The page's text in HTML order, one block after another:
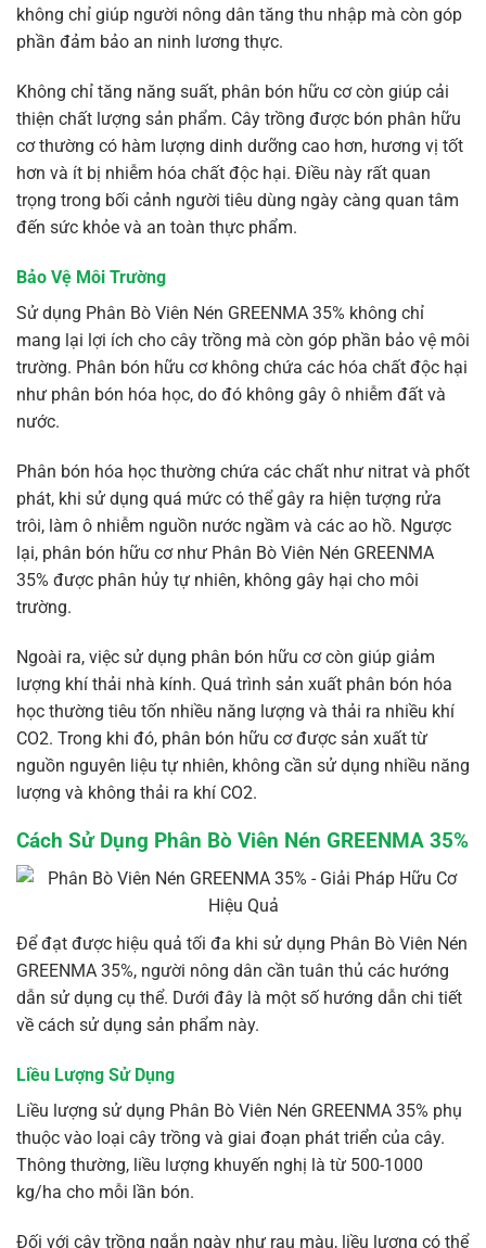
không chỉ giúp người nông dân tăng thu nhập mà còn góp
phần đảm bảo an ninh lương thực.
Không chỉ tăng năng suất, phân bón hữu cơ còn giúp cải
thiện chất lượng sản phẩm. Cây trồng được bón phân hữu
cơ thường có hàm lượng dinh dưỡng cao hơn, hương vị tốt
hơn và ít bị nhiễm hóa chất độc hại. Điều này rất quan
trọng trong bối cảnh người tiêu dùng ngày càng quan tâm
đến sức khỏe và an toàn thực phẩm.
Bảo Vệ Môi Trường
Sử dụng Phân Bò Viên Nén GREENMA 35% không chỉ
mang lại lợi ích cho cây trồng mà còn góp phần bảo vệ môi
trường. Phân bón hữu cơ không chứa các hóa chất độc hại
như phân bón hóa học, do đó không gây ô nhiễm đất và
nước.
Phân bón hóa học thường chứa các chất như nitrat và phốt
phát, khi sử dụng quá mức có thể gây ra hiện tượng rửa
trôi, làm ô nhiễm nguồn nước ngầm và các ao hồ. Ngược
lại, phân bón hữu cơ như Phân Bò Viên Nén GREENMA
35% được phân hủy tự nhiên, không gây hại cho môi
trường.
Ngoài ra, việc sử dụng phân bón hữu cơ còn giúp giảm
lượng khí thải nhà kính. Quá trình sản xuất phân bón hóa
học thường tiêu tốn nhiều năng lượng và thải ra nhiều khí
CO2. Trong khi đó, phân bón hữu cơ được sản xuất từ
nguồn nguyên liệu tự nhiên, không cần sử dụng nhiều năng
lượng và không thải ra khí CO2.
Cách Sử Dụng Phân Bò Viên Nén GREENMA 35%
Để đạt được hiệu quả tối đa khi sử dụng Phân Bò Viên Nén
GREENMA 35%, người nông dân cần tuân thủ các hướng
dẫn sử dụng cụ thể. Dưới đây là một số hướng dẫn chi tiết
về cách sử dụng sản phẩm này.
Liều Lượng Sử Dụng
Liều lượng sử dụng Phân Bò Viên Nén GREENMA 35% phụ
thuộc vào loại cây trồng và giai đoạn phát triển của cây.
Thông thường, liều lượng khuyến nghị là từ 500-1000
kg/ha cho mỗi lần bón.
Đối với cây trồng ngắn ngày như rau màu, liều lượng có thể